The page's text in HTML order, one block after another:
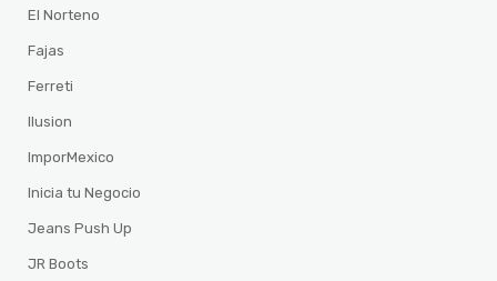
El Norteno
Fajas
Ferreti
Ilusion
ImporMexico
Inicia tu Negocio
Jeans Push Up
JR Boots